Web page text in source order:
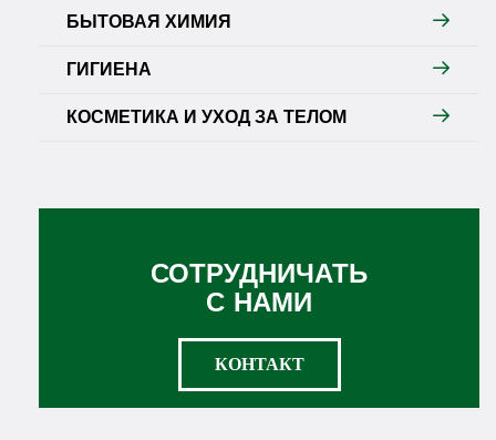
БЫТОВАЯ ХИМИЯ
ГИГИЕНА
КОСМЕТИКА И УХОД ЗА ТЕЛОМ
СОТРУДНИЧАТЬ
С НАМИ
КОНТАКТ